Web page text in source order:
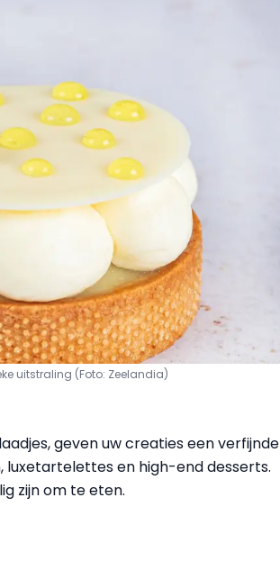
uitstraling (Foto: Zeelandia)
geven uw creaties een verfijnde
luxetartelettes en high-end desserts.
zijn om te eten.